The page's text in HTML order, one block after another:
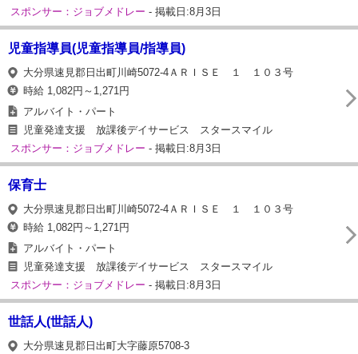
スポンサー：ジョブメドレー - 掲載日:8月3日
児童指導員(児童指導員/指導員)
大分県速見郡日出町川崎5072-4ＡＲＩＳＥ １ １０３号
時給 1,082円～1,271円
アルバイト・パート
児童発達支援 放課後デイサービス スタースマイル
スポンサー：ジョブメドレー - 掲載日:8月3日
保育士
大分県速見郡日出町川崎5072-4ＡＲＩＳＥ １ １０３号
時給 1,082円～1,271円
アルバイト・パート
児童発達支援 放課後デイサービス スタースマイル
スポンサー：ジョブメドレー - 掲載日:8月3日
世話人(世話人)
大分県速見郡日出町大字藤原5708-3